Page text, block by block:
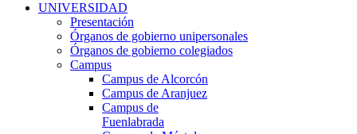
UNIVERSIDAD
Presentación
Órganos de gobierno unipersonales
Órganos de gobierno colegiados
Campus
Campus de Alcorcón
Campus de Aranjuez
Campus de
Fuenlabrada